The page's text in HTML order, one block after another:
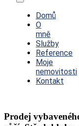
Toggle
NavigationDomů
O
mně
Služby
Reference
Moje
nemovitosti
Kontakt
Prodej